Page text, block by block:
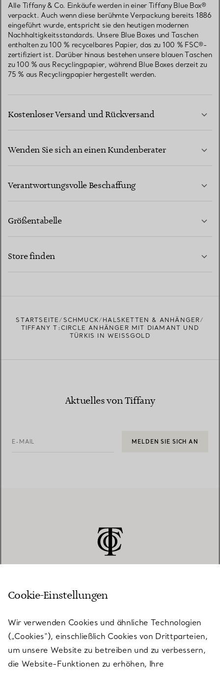
Alle Tiffany & Co. Einkäufe werden in einer Tiffany Blue Box®
verpackt. Auch wenn diese berühmte Verpackung bereits 1886
eingeführt wurde, entspricht sie den heutigen modernen
Nachhaltigkeitsstandards. Unsere Blue Boxes und Taschen
enthalten zu 100 % recycelbares Papier, das zu 100 % FSC®-
zertifiziert ist. Darüber hinaus bestehen unsere blauen Taschen
zu 100 % aus Recyclingpapier, während Blue Boxes derzeit zu
75 % aus Recyclingpapier hergestellt werden.
Kostenloser Versand und Rückversand
Wenden Sie sich an einen Kundenberater
Verantwortungsvolle Beschaffung
Größentabelle
Store finden
STARTSEITE SCHMUCK
HALSKETTEN & ANHÄNGER
TIFFANY T:CIRCLE ANHÄNGER MIT DIAMANT UND
TÜRKIS IN WEISSGOLD
Aktuelles von Tiffany
E-MAIL MELDEN SIE SICH AN
KUNDENSERVICE
SERVICES
Cookie-Einstellungen
Wir verwenden Cookies und ähnliche Technologien
(„Cookies“), einschließlich Cookies von Drittparteien,
um unsere Website zu betreiben und zu verbessern,
die Website-Funktionen zu erhöhen, Ihre